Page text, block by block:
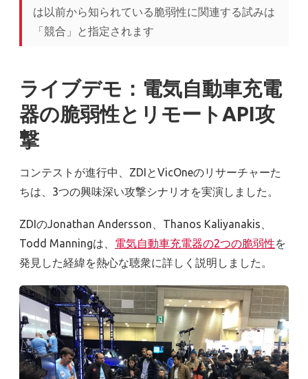
は以前から知られている脆弱性に関連する試みは
「競合」と指定されます
ライブデモ：電気自動車充電
器の脆弱性とリモートAPI攻
撃
コンテストが進行中、ZDIとVicOneのリサーチャーた
ちは、3つの興味深い攻撃シナリオを実演しました。
ZDIのJonathan Andersson、Thanos Kaliyanakis、
Todd Manningは、 電気自動車充電器の2つの脆弱性を
発見した経緯を熱心な聴衆に詳しく説明しました。